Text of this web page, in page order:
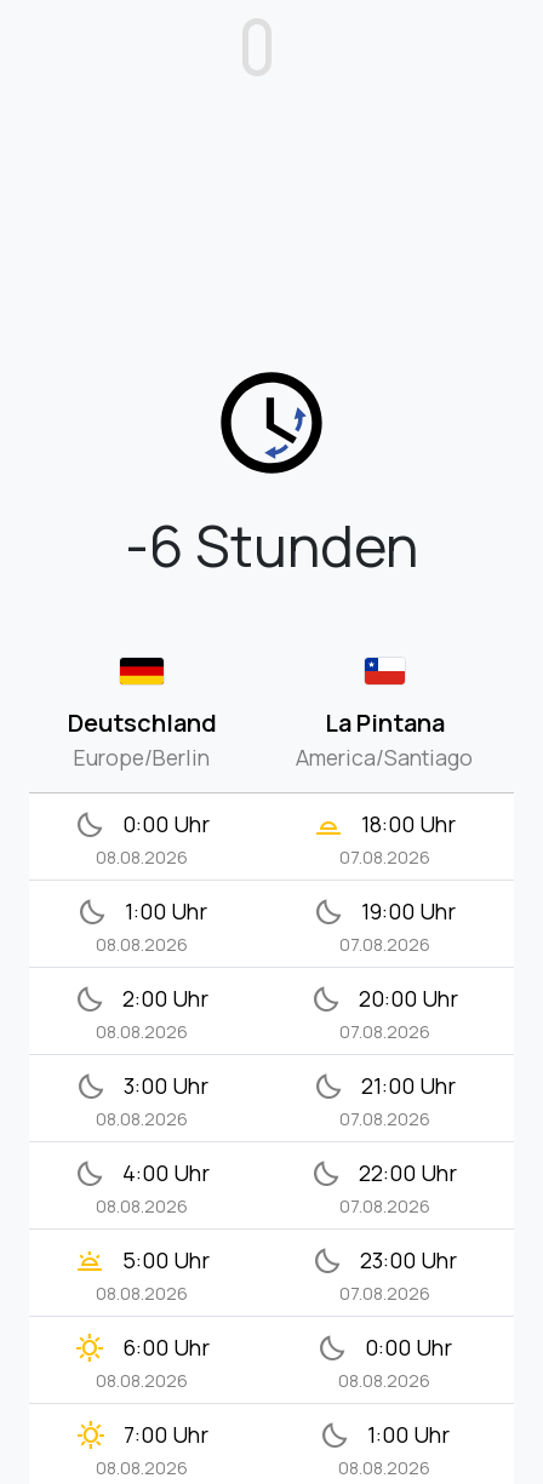
-6 Stunden
Deutschland
Europe/Berlin
La Pintana
America/Santiago
bedtime 0:00 Uhr
08.08.2026
wb_twilight_2 18:00 Uhr
07.08.2026
bedtime 1:00 Uhr
08.08.2026
bedtime 19:00 Uhr
07.08.2026
bedtime 2:00 Uhr
08.08.2026
bedtime 20:00 Uhr
07.08.2026
bedtime 3:00 Uhr
08.08.2026
bedtime 21:00 Uhr
07.08.2026
bedtime 4:00 Uhr
08.08.2026
bedtime 22:00 Uhr
07.08.2026
wb_twilight 5:00 Uhr
08.08.2026
bedtime 23:00 Uhr
07.08.2026
clear_day 6:00 Uhr
08.08.2026
bedtime 0:00 Uhr
08.08.2026
clear_day 7:00 Uhr
08.08.2026
bedtime 1:00 Uhr
08.08.2026